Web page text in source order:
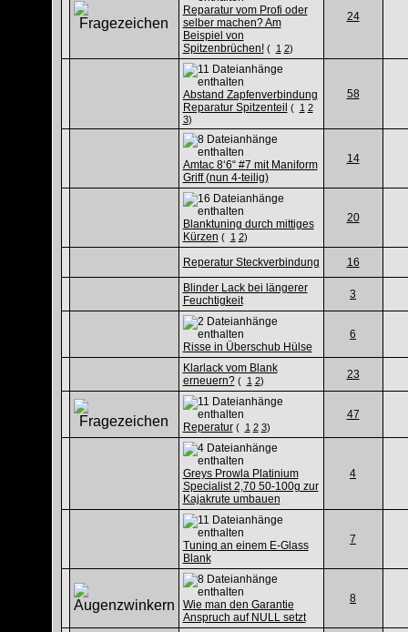
Reparatur vom Profi oder
selber machen? Am
Beispiel von
Spitzenbrüchen!( 1 2)
24
Abstand Zapfenverbindung
Reparatur Spitzenteil ( 1 2
3)
58
Amtac 8‘6“ #7 mit Maniform
Griff (nun 4-teilig)
14
Blanktuning durch mittiges
Kürzen ( 1 2)
20
Reperatur Steckverbindung
16
Blinder Lack bei längerer
Feuchtigkeit
3
Risse in Überschub Hülse
6
Klarlack vom Blank
erneuern?( 1 2) 23
Reperatur( 1 2 3)
47
Greys Prowla Platinium
Specialist 2,70 50-100g zur
Kajakrute umbauen
4
Tuning an einem E-Glass
Blank
7
Wie man den Garantie
Anspruch auf NULL setzt
8